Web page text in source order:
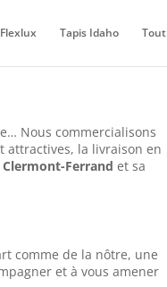
Flexlux Tapis Idaho Tout
Nous commercialisons
attractives, la livraison en
Clermont-Ferrand et sa
comme de la nôtre, une
et à vous amener